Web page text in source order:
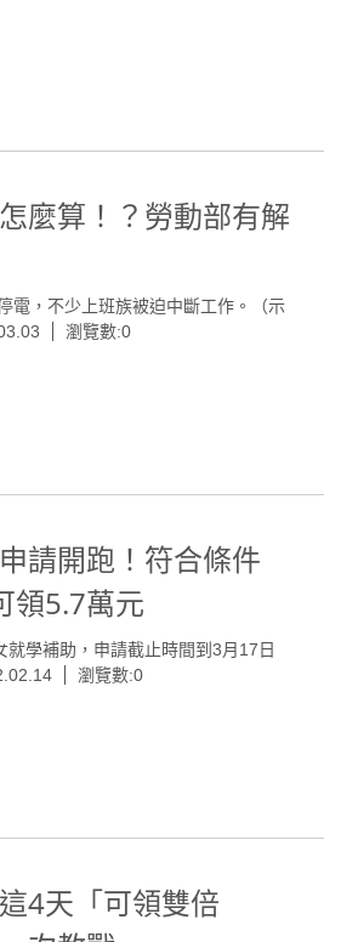
麼算！？勞動部有解
電，不少上班族被迫中斷工作。（示
瀏覽數:0
請開跑！符合條件
領5.7萬元
學補助，申請截止時間到3月17日
瀏覽數:0
4天「可領雙倍